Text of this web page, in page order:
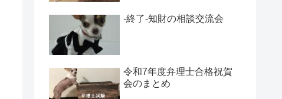
-終了-知財の相談交流会
令和7年度弁理士合格祝賀
会のまとめ